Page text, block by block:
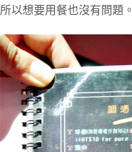
所以想要用餐也沒有問題。